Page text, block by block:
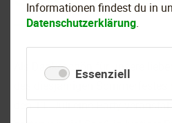
Informationen findest du in
Datenschutzerklärung.
Essenziell
Als Dankeschön für unsere
den 11. Juli eine Party